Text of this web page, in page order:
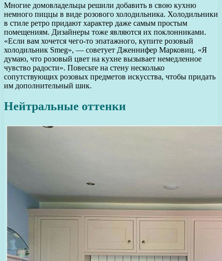
Многие домовладельцы решили добавить в свою кухню
немного пиццы в виде розового холодильника. Холодильники
в стиле ретро придают характер даже самым простым
помещениям. Дизайнеры тоже являются их поклонниками.
«Если вам хочется чего-то эпатажного, купите розовый
холодильник Smeg», — советует Дженнифер Марковиц. «Я
думаю, что розовый цвет на кухне вызывает немедленное
чувство радости». Повесьте на стену несколько
сопутствующих розовых предметов искусства, чтобы придать
им дополнительный шик.
Нейтральные оттенки